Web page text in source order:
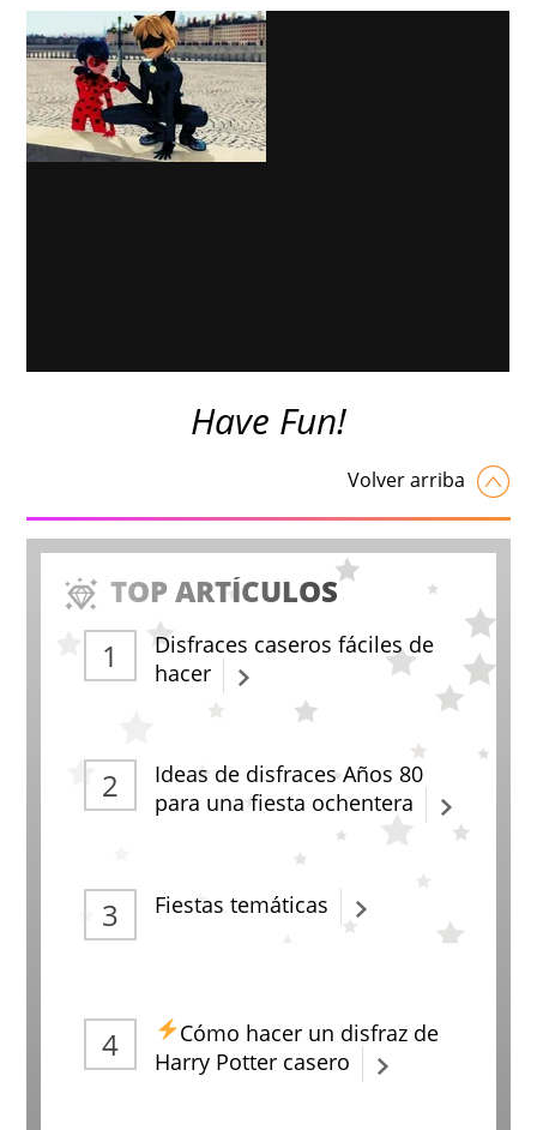
Have Fun!
Volver arriba
TOP ARTÍCULOS
Disfraces caseros fáciles de
hacer
Ideas de disfraces Años 80
para una fiesta ochentera
Fiestas temáticas
Cómo hacer un disfraz de
Harry Potter casero